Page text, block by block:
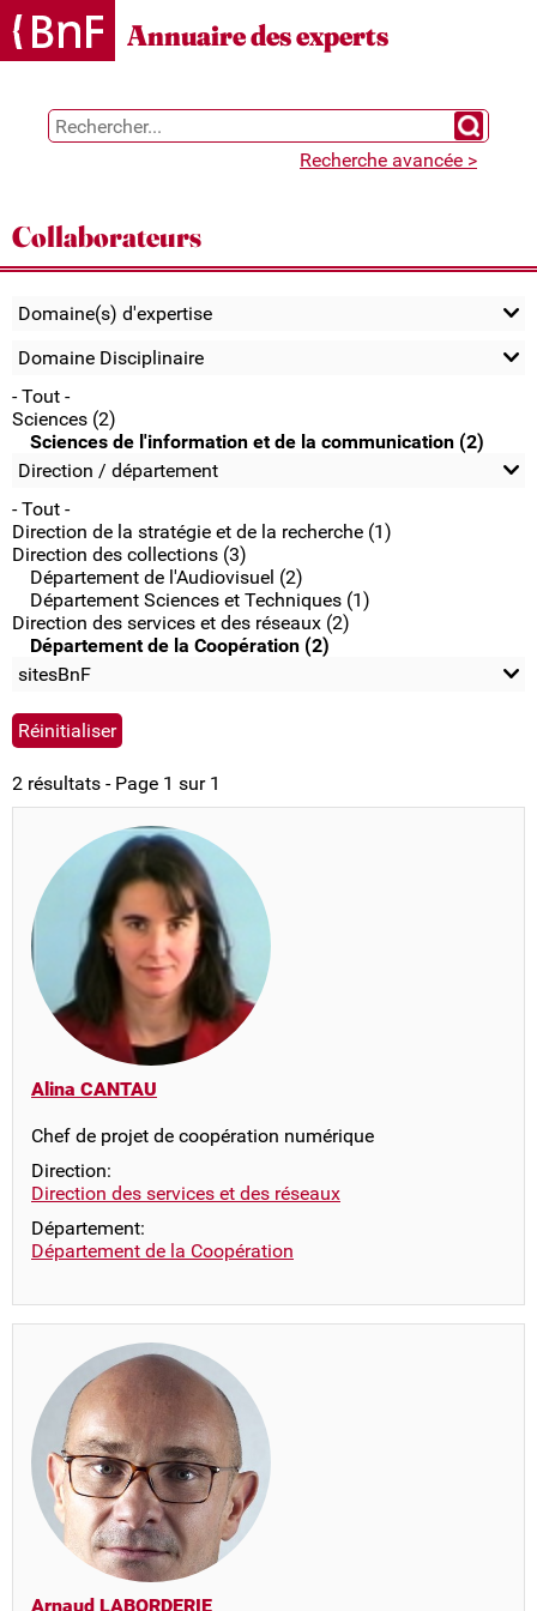
Gestion des cookies
Annuaire des experts
Chercher
Recherche avancée >
Collaborateurs
Domaine(s) d'expertise
Domaine Disciplinaire
- Tout -
Sciences (2)
Sciences de l'information et de la communication (2)
Direction / département
- Tout -
Direction de la stratégie et de la recherche (1)
Direction des collections (3)
Département de l'Audiovisuel (2)
Département Sciences et Techniques (1)
Direction des services et des réseaux (2)
Département de la Coopération (2)
sitesBnF
2 résultats - Page 1 sur 1
Alina CANTAU
Chef de projet de coopération numérique
Direction:
Direction des services et des réseaux
Département:
Département de la Coopération
Arnaud LABORDERIE